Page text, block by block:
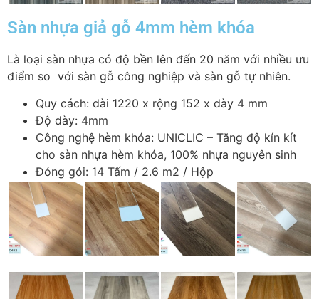
Sàn nhựa giả gỗ 4mm hèm khóa
Là loại sàn nhựa có độ bền lên đến 20 năm với nhiều ưu
điểm so với sàn gỗ công nghiệp và sàn gỗ tự nhiên.
Quy cách: dài 1220 x rộng 152 x dày 4 mm
Độ dày: 4mm
Công nghệ hèm khóa: UNICLIC – Tăng độ kín kít
cho sàn nhựa hèm khóa, 100% nhựa nguyên sinh
Đóng gói: 14 Tấm / 2.6 m2 / Hộp